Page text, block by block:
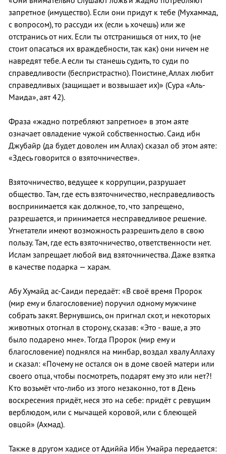
запретное (имущество). Если они придут к тебе (Мухаммад,
с вопросом), то рассуди их (если ь хочешь) или же
отстранись от них. Если ты отстранишься от них, то (не
стоит опасаться их враждебности, так как) они ничем не
навредят тебе. А если ты станешь судить, то суди по
справедливости (беспристрастно). Поистине, Аллах любит
справедливых (защищает и возвышает их)» (Сура «Аль-
Маида», аят 42).
Фраза «жадно потребляют запретное» в этом аяте
означает овладение чужой собственностью. Саид ибн
Джубайр (да будет доволен им Аллах) сказал об этом аяте:
«Здесь говорится о взяточничестве».
Взяточничество, ведущее к коррупции, разрушает
общество. Там, где есть взяточничество, несправедливость
воспринимается как должное, то, что запрещено,
разрешается, и принимается несправедливое решение.
Угнетатели имеют возможность разрешить дело в свою
пользу. Там, где есть взяточничество, ответственности нет.
Ислам запрещает любой вид взяточничества. Даже взятка
в качестве подарка — харам.
Абу Хумайд ас-Саиди передаёт: «В своё время Пророк
(мир ему и благословение) поручил одному мужчине
собрать закят. Вернувшись, он пригнал скот, и некоторых
животных отогнал в сторону, сказав: «Это - ваше, а это
было подарено мне». Тогда Пророк (мир ему и
благословение) поднялся на минбар, воздал хвалу Аллаху
и сказал: «Почему не остался он в доме своей матери или
своего отца, чтобы посмотреть, подарят ему это или нет?!
Кто возьмёт что-либо из этого незаконно, тот в День
воскресения придёт, неся это на себе: придёт с ревущим
верблюдом, или с мычащей коровой, или с блеющей
овцой» (Ахмад).
Также в другом хадисе от Адиййа Ибн Умайра передается: